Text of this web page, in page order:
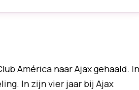
América naar Ajax gehaald. In
In zijn vier jaar bij Ajax